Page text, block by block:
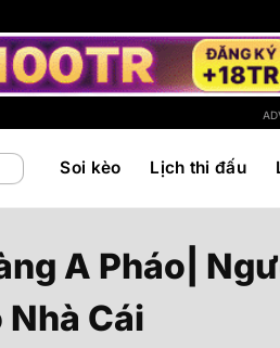
Soi kèo Lịch thi đấu
A Pháo|
Nhà Cái